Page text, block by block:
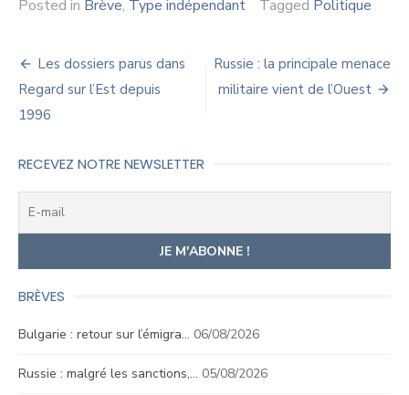
Posted in Brève, Type indépendant Tagged Politique
Navigation
de
l’article
Les dossiers parus dans
Regard sur l’Est depuis
1996
Russie : la principale menace
militaire vient de l’Ouest
RECEVEZ NOTRE NEWSLETTER
BRÈVES
Bulgarie : retour sur l’émigra… 06/08/2026
Russie : malgré les sanctions,… 05/08/2026